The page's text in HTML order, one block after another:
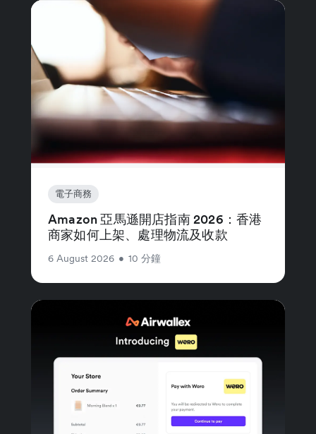
電子商務
Amazon 亞馬遜開店指南 2026：香港
商家如何上架、處理物流及收款
6 August 2026 • 10 分鐘